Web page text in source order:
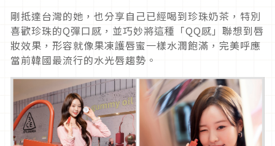
剛抵達台灣的她，也分享自己已經喝到珍珠奶茶，特別
喜歡珍珠的Q彈口感，並巧妙將這種「QQ感」聯想到唇
妝效果，形容就像果凍護唇蜜一樣水潤飽滿，完美呼應
當前韓國最流行的水光唇趨勢。